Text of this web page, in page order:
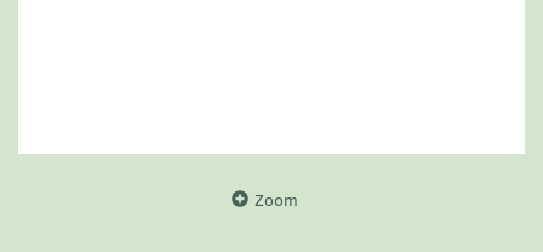
Zoom